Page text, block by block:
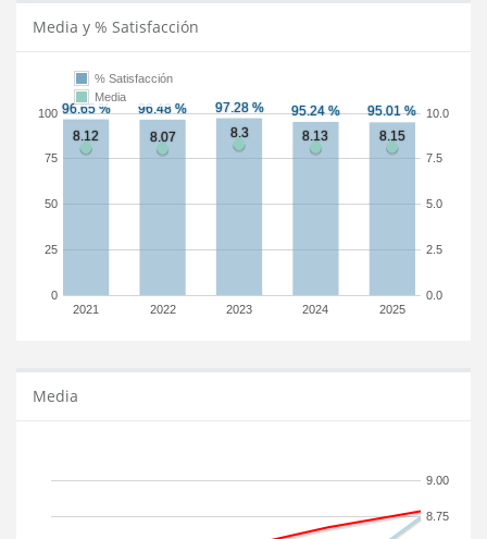
Media y % Satisfacción
2021 2022 2023 2024 2025
0
25
50
75
100
0.0
2.5
5.0
7.5
10.0
% Satisfacción
Media
Media
8.75
9.00